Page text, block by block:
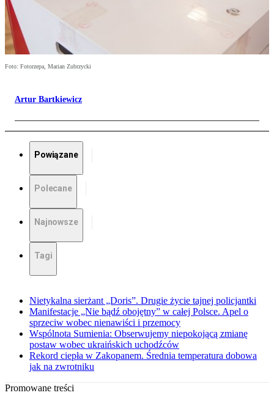
Foto: Fotorzepa, Marian Zubrzycki
Artur Bartkiewicz
Powiązane
Polecane
Najnowsze
Tagi
Nietykalna sierżant „Doris”. Drugie życie tajnej policjantki
Manifestacje „Nie bądź obojętny” w całej Polsce. Apel o
sprzeciw wobec nienawiści i przemocy
Wspólnota Sumienia: Obserwujemy niepokojącą zmianę
postaw wobec ukraińskich uchodźców
Rekord ciepła w Zakopanem. Średnia temperatura dobowa
jak na zwrotniku
Promowane treści